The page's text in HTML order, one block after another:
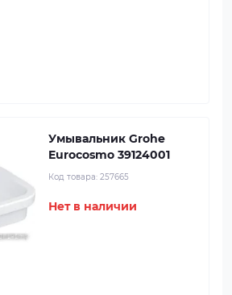
Умывальник Grohe
Eurocosmo 39124001
Код товара: 257665
Нет в наличии